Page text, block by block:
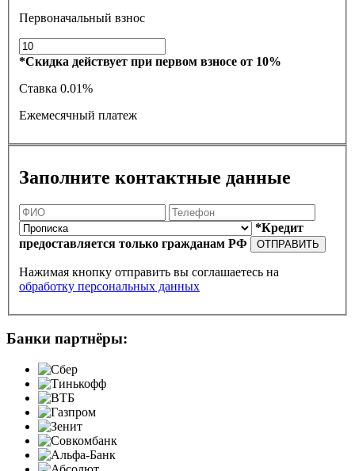
Первоначальный взнос
*Скидка действует при первом взносе от 10%
Ставка 0.01%
Ежемесячный платеж
Заполните контактные данные
*Кредит
предоставляется только гражданам РФ
ОТПРАВИТЬ
Нажимая кнопку отправить вы соглашаетесь на
обработку персональных данных
Банки партнёры: